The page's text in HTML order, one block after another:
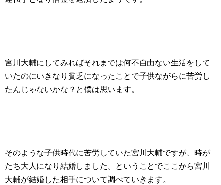
宮川大輔にしてみればそれまでは何不自由ない生活をして
いたのにいきなり貧乏になったことで子供ながらに苦労し
たんじゃないかな？と僕は思います。
そのような子供時代に苦労していた宮川大輔ですが、時が
たち大人になり結婚しました。ということでここから宮川
大輔が結婚した相手について調べていきます。